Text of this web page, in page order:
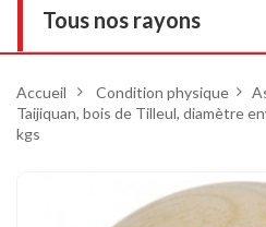
Tous nos rayons
DVD
Accueil > Condition physique >
Taijiquan, bois de Tilleul, diamètre
kgs